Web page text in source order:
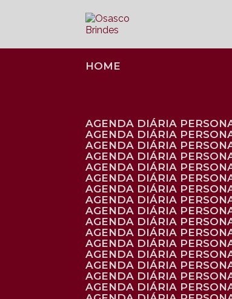
HOME
AGENDA DIÁRIA
AGENDA DIÁRIA
AGENDA DIÁRIA
AGENDA DIÁRIA
AGENDA DIÁRIA
AGENDA DIÁRIA
AGENDA DIÁRIA
AGENDA DIÁRIA
AGENDA DIÁRIA
AGENDA DIÁRIA
AGENDA DIÁRIA
AGENDA DIÁRIA
AGENDA DIÁRIA
AGENDA DIÁRIA
AGENDA DIÁRIA
AGENDA DIÁRIA